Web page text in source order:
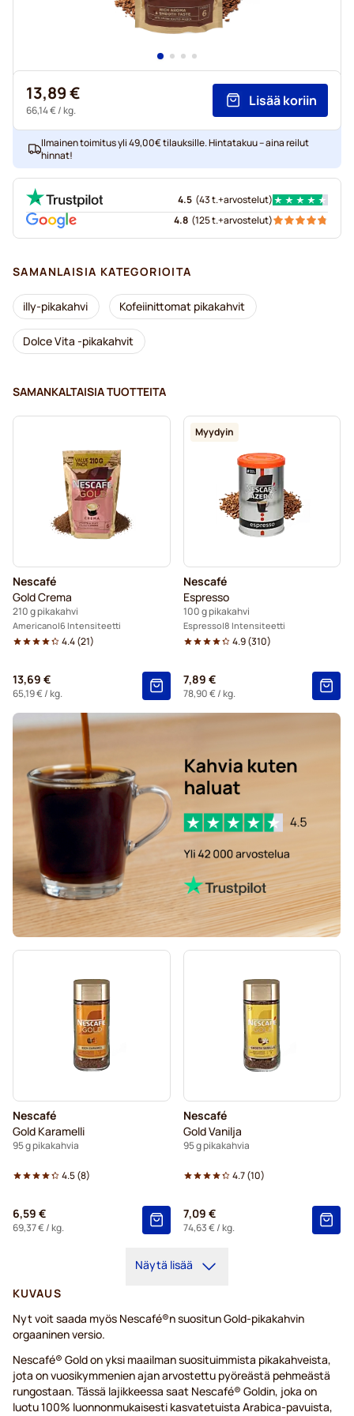
13,89 €
66,14 €/ kg.
Lisää koriin
Ilmainen toimitus yli 49,00€ tilauksille. Hintatakuu – aina reilut
hinnat!
4.5 (43 t.+arvostelut)
4.8 (125 t.+arvostelut)
SAMANLAISIA KATEGORIOITA
illy-pikakahvi Kofeiinittomat pikakahvit
Dolce Vita -pikakahvit
SAMANKALTAISIA TUOTTEITA
Nescafé
Gold Crema
210 g pikakahvi
Americano 6 Intensiteetti
4.4(21)
13,69 €
65,19 €/ kg.
Myydyin
Nescafé
Espresso
100 g pikakahvi
Espresso 8 Intensiteetti
4.9(310)
7,89 €
78,90 €/ kg.
Nescafé
Gold Karamelli
95 g pikakahvia
4.5(8)
6,59 €
69,37 €/ kg.
Nescafé
Gold Vanilja
95 g pikakahvia
4.7(10)
7,09 €
74,63 €/ kg.
Näytä lisää
KUVAUS
Nyt voit saada myös Nescafé®n suositun Gold-pikakahvin
orgaaninen versio.
Nescafé® Gold on yksi maailman suosituimmista pikakahveista,
jota on vuosikymmenien ajan arvostettu pyöreästä pehmeästä
rungostaan. Tässä lajikkeessa saat Nescafé® Goldin, joka on
luotu 100% luonnonmukaisesti kasvatetuista Arabica-pavuista,